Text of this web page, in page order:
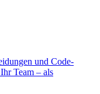
und Code-
Team – als